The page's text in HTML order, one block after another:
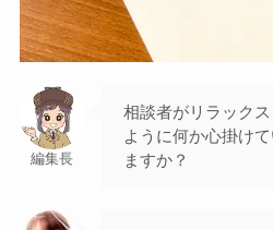
編集長
相談者がリラック
ように何か心掛け
ますか？